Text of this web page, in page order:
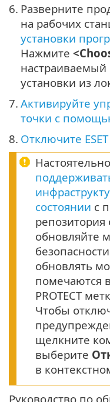
6. Разверните
на рабочих
установки
Нажмите
настраиваемый
установки из
7. Активируйте
точки с
8. Отключите
состоянии с
репозитория
обновляйте
обновлять
помечаются
PROTECT
Чтобы
щелкните
выберите
в
Руководство по